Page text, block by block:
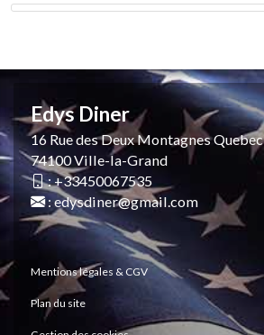
Edys Diner
16 Rue des Deux Montagnes Quebec
74100 Ville-la-Grand
:+33450067535
:edysdiner@gmail.com
Mentions légales & CGV
Plan du site